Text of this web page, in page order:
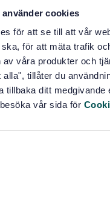
cookies
för att se till att vår
för att mäta trafik
av våra produkter och
tillåter du
tillbaka ditt medgivande
vår sida för
SIS/TK
Bitumen and
of